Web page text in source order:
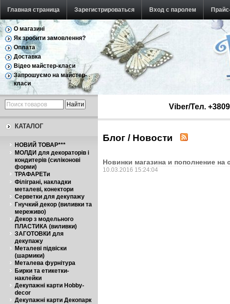
Главная страница Зарегистрироваться Вход с паролем
О магазині
Як зробити замовлення?
Оплата
Доставка
Відео майстер-класи
Запрошуємо на майстер-
класи
КАТАЛОГ
НОВИЙ ТОВАР***
МОЛДИ для декораторів і
кондитерів (силіконові
форми)
ТРАФАРЕТи
Філіграні, накладки
металеві, конектори
Серветки для декупажу
Гнучкий декор (виливки та
мереживо)
Декор з модельного
ПЛАСТИКА (виливки)
ЗАГОТОВКИ для
декупажу
Металеві підвіски
(шармики)
Металева фурнітура
Бирки та етикетки-
наклейки
Декупажні карти Hobby-
decor
Декупажні карти Декопарк
Viber/Тел.
Блог / Новости
Новинки магазина и пополнение на
10.03.2016 15:24:04